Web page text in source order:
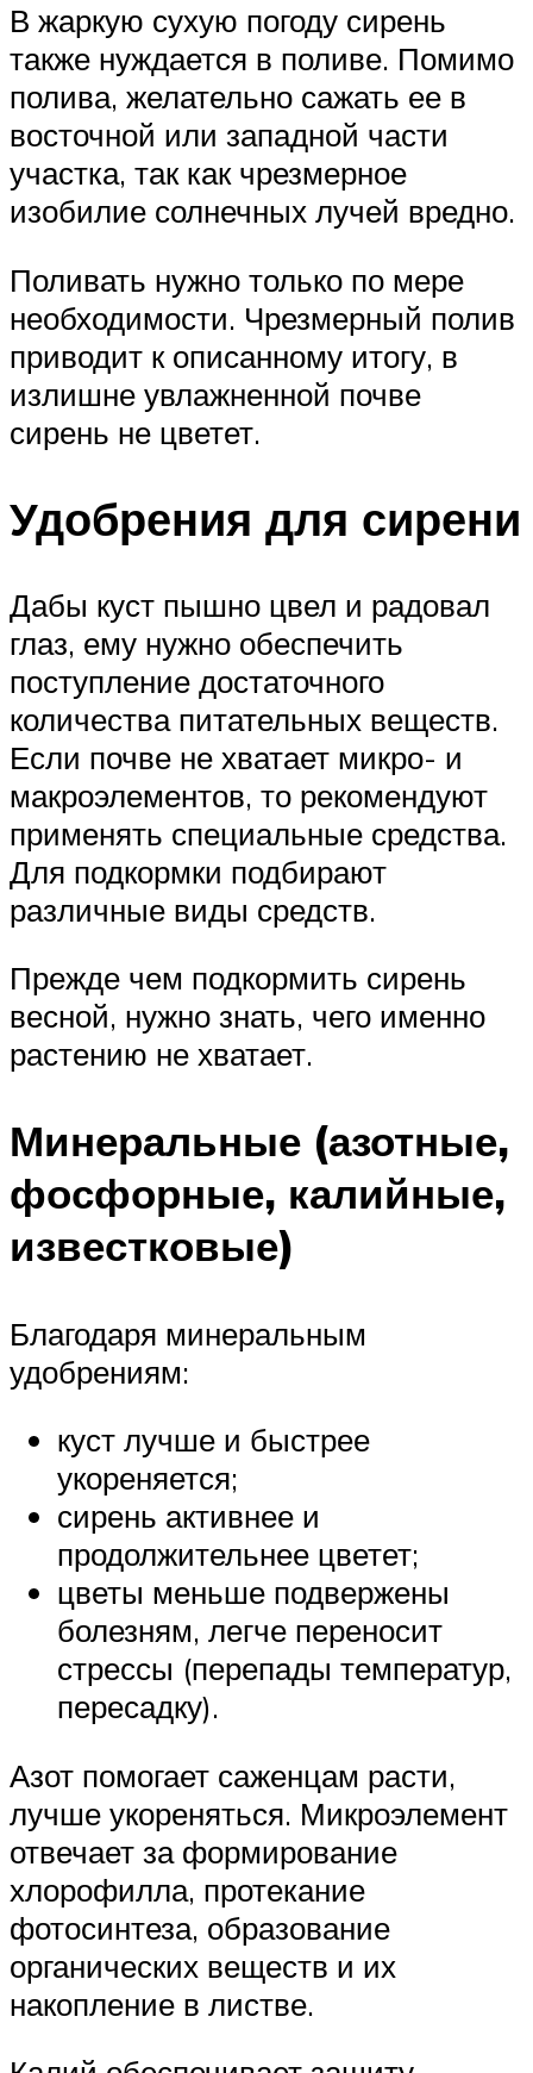
В жаркую сухую погоду сирень
также нуждается в поливе. Помимо
полива, желательно сажать ее в
восточной или западной части
участка, так как чрезмерное
изобилие солнечных лучей вредно.
Поливать нужно только по мере
необходимости. Чрезмерный полив
приводит к описанному итогу, в
излишне увлажненной почве
сирень не цветет.
Удобрения для сирени
Дабы куст пышно цвел и радовал
глаз, ему нужно обеспечить
поступление достаточного
количества питательных веществ.
Если почве не хватает микро- и
макроэлементов, то рекомендуют
применять специальные средства.
Для подкормки подбирают
различные виды средств.
Прежде чем подкормить сирень
весной, нужно знать, чего именно
растению не хватает.
Минеральные (азотные,
фосфорные, калийные,
известковые)
Благодаря минеральным
удобрениям:
куст лучше и быстрее
укореняется;
сирень активнее и
продолжительнее цветет;
цветы меньше подвержены
болезням, легче переносит
стрессы (перепады температур,
пересадку).
Азот помогает саженцам расти,
лучше укореняться. Микроэлемент
отвечает за формирование
хлорофилла, протекание
фотосинтеза, образование
органических веществ и их
накопление в листве.